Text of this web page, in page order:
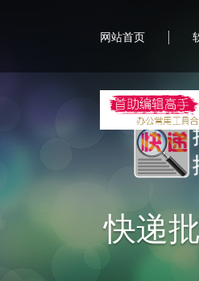
快递
网站首页 |